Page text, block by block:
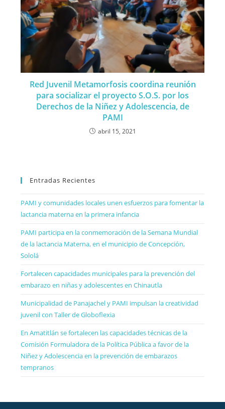
Red Juvenil Metamorfosis coordina reunión
para socializar el proyecto S.O.S. por los
Derechos de la Niñez y Adolescencia, de
PAMI
abril 15, 2021
Entradas Recientes
PAMI y comunidades locales unen esfuerzos para fomentar la
lactancia materna en la primera infancia
PAMI participa en la conmemoración de la Semana Mundial
de la lactancia Materna, en el municipio de Concepción,
Sololá
Fortalecen capacidades municipales para la prevención del
embarazo en niñas y adolescentes en Chinautla
Municipalidad de Panajachel y PAMI impulsan la creatividad
juvenil con Taller de Globoflexia
En Amatitlán se fortalecen las capacidades técnicas de la
Comisión Formuladora de la Política Pública a favor de la
Niñez y Adolescencia en la prevención de embarazos
tempranos